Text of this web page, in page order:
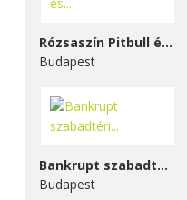
Rózsaszín Pitbull és...
Budapest
Bankrupt szabadtéri...
Budapest